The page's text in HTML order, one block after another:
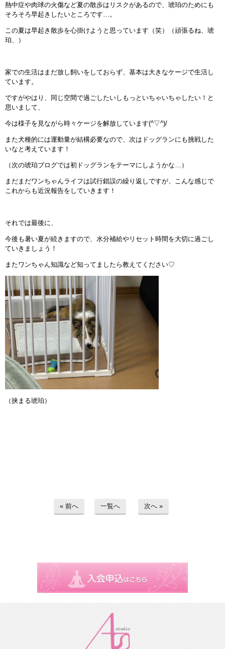
熱中症や肉球の火傷など夏の散歩はリスクがあるので、琥珀のためにも
そろそろ早起きしたいところです…。
この夏は早起き散歩を心掛けようと思っています（笑）（頑張るね、琥
珀、）
家での生活はまだ放し飼いをしておらず、基本は大きなケージで生活し
ています。
ですがやはり、同じ空間で過ごしたいしもっといちゃいちゃしたい！と
思いまして、
今は様子を見ながら時々ケージを解放しています(^▽^)/
また犬種的には運動量が結構必要なので、次はドッグランにも挑戦した
いなと考えています！
（次の琥珀ブログでは初ドッグランをテーマにしようかな…）
まだまだワンちゃんライフは試行錯誤の繰り返しですが、こんな感じで
これからも近況報告をしていきます！
それでは最後に、
今後も暑い夏が続きますので、水分補給やリセット時間を大切に過ごし
ていきましょう！
またワンちゃん知識など知ってましたら教えてください♡
（挟まる琥珀）
« 前へ 一覧へ 次へ »